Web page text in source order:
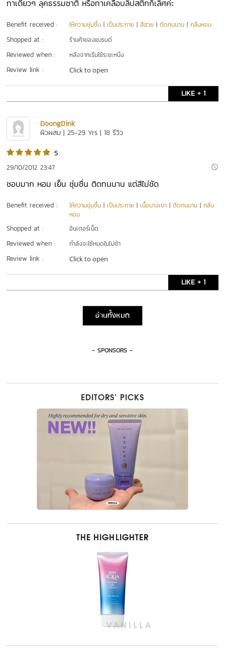
ทาเดียวๆ ลุคธรรมชาติ หรือทาเคลือบลิปสติกก็เลิศค่ะ
Benefit received : ให้ความชุ่มชื้น |เป็นประกาย |สีสวย |ติดทนนาน |กลิ่นหอม
Shopped at : ร้านค้าของแบรนด์
Reviewed when : หลังจากเริ่มใช้ระยะหนึ่ง
Review link : Click to open
LIKE + 1
DoongDink
ผิวผสม | 25-29 Yrs | 18 รีวิว
5
29/10/2012 23:47
ชอบมาก หอม เย็น ชุ่มชื่น ติดทนนาน แต่สีไม่ชัด
Benefit received : ให้ความชุ่มชื้น |เป็นประกาย |เนื้อบางเบา |ติดทนนาน |กลิ่น
หอม
Shopped at : อินเตอร์เน็ต
Reviewed when : กำลังจะใช้หมดในไม่ช้า
Review link : Click to open
LIKE + 1
อ่านทั้งหมด
- SPONSORS -
EDITORS’ PICKS
THE HIGHLIGHTER